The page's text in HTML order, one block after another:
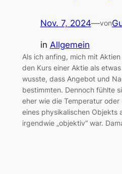
Nov. 7, 2024—von
in Allgemein
Als ich anfing, mich mit
den Kurs einer Aktie als
wusste, dass Angebot und
bestimmten. Dennoch fühlte
eher wie die Temperatur
eines physikalischen Objekts
irgendwie „objektiv“ war.